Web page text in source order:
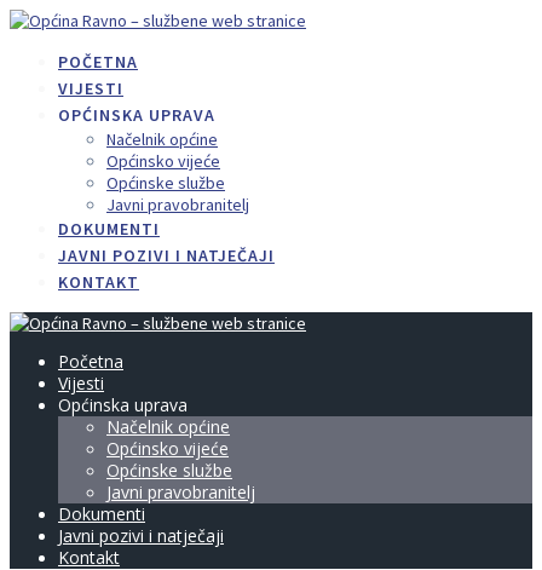
Skip
contentPOČETNA
VIJESTI
OPĆINSKA UPRAVA
Načelnik općine
Općinsko vijeće
Općinske službe
Javni pravobranitelj
DOKUMENTI
JAVNI POZIVI I NATJEČAJI
KONTAKT
Početna
Vijesti
Općinska uprava
Načelnik općine
Općinsko vijeće
Općinske službe
Javni pravobranitelj
Dokumenti
Javni pozivi i natječaji
Kontakt